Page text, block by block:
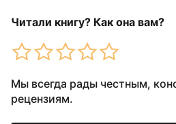
Читали книгу? Как она вам?
Мы всегда рады честным,
рецензиям.